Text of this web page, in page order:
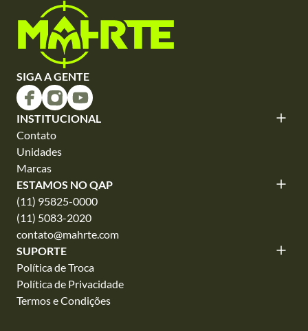
SIGA A GENTE
INSTITUCIONAL
Contato
Unidades
Marcas
ESTAMOS NO QAP
(11) 95825-0000
(11) 5083-2020
contato@mahrte.com
SUPORTE
Política de Troca
Política de Privacidade
Termos e Condições